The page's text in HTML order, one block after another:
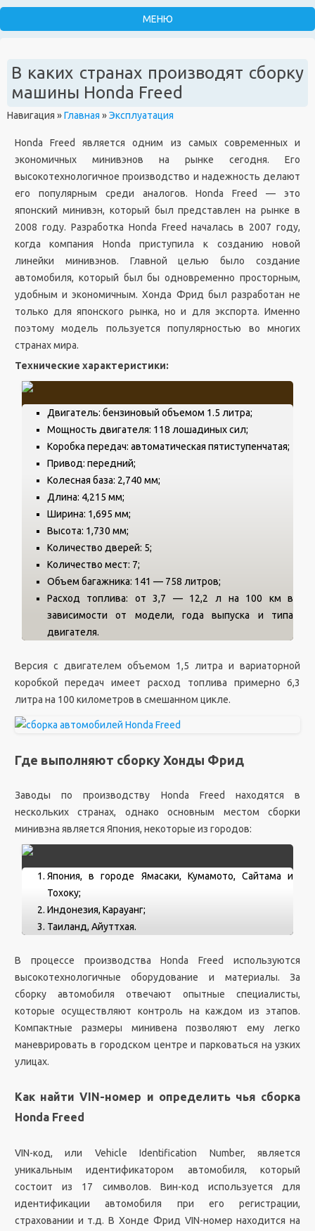
В каких странах производят сборку
машины Honda Freed
Навигация »Главная »Эксплуатация
Honda Freed является одним из самых современных и
экономичных минивэнов на рынке сегодня. Его
высокотехнологичное производство и надежность делают
его популярным среди аналогов. Honda Freed — это
японский минивэн, который был представлен на рынке в
2008 году. Разработка Honda Freed началась в 2007 году,
когда компания Honda приступила к созданию новой
линейки минивэнов. Главной целью было создание
автомобиля, который был бы одновременно просторным,
удобным и экономичным. Хонда Фрид был разработан не
только для японского рынка, но и для экспорта. Именно
поэтому модель пользуется популярностью во многих
странах мира.
Технические характеристики:
Двигатель: бензиновый объемом 1.5 литра;
Мощность двигателя: 118 лошадиных сил;
Коробка передач: автоматическая пятиступенчатая;
Привод: передний;
Колесная база: 2,740 мм;
Длина: 4,215 мм;
Ширина: 1,695 мм;
Высота: 1,730 мм;
Количество дверей: 5;
Количество мест: 7;
Объем багажника: 141 — 758 литров;
Расход топлива: от 3,7 — 12,2 л на 100 км в
зависимости от модели, года выпуска и типа
двигателя.
Версия с двигателем объемом 1,5 литра и вариаторной
коробкой передач имеет расход топлива примерно 6,3
литра на 100 километров в смешанном цикле.
Где выполняют сборку Хонды Фрид
Заводы по производству Honda Freed находятся в
нескольких странах, однако основным местом сборки
минивэна является Япония, некоторые из городов:
Япония, в городе Ямасаки, Кумамото, Сайтама и
Тохоку;
Индонезия, Карауанг;
Таиланд, Айуттхая.
В процессе производства Honda Freed используются
высокотехнологичные оборудование и материалы. За
сборку автомобиля отвечают опытные специалисты,
которые осуществляют контроль на каждом из этапов.
Компактные размеры минивена позволяют ему легко
маневрировать в городском центре и парковаться на узких
улицах.
Как найти VIN-номер и определить чья сборка
Honda Freed
VIN-код, или Vehicle Identification Number, является
уникальным идентификатором автомобиля, который
состоит из 17 символов. Вин-код используется для
идентификации автомобиля при его регистрации,
страховании и т.д. В Хонде Фрид VIN-номер находится на